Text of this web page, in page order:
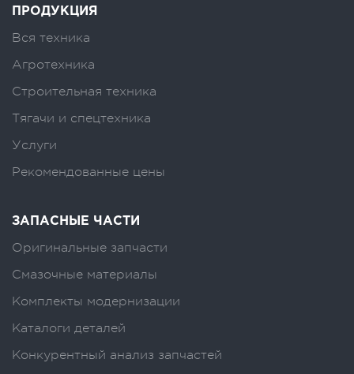
ПРОДУКЦИЯ
Вся техника
Агротехника
Строительная техника
Тягачи и спецтехника
Услуги
Рекомендованные цены
ЗАПАСНЫЕ ЧАСТИ
Оригинальные запчасти
Смазочные материалы
Комплекты модернизации
Каталоги деталей
Конкурентный анализ запчастей